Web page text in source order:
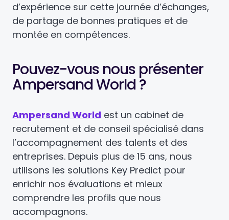
d’expérience sur cette journée d’échanges,
de partage de bonnes pratiques et de
montée en compétences.
Pouvez-vous nous présenter
Ampersand World ?
Ampersand World est un cabinet de
recrutement et de conseil spécialisé dans
l’accompagnement des talents et des
entreprises. Depuis plus de 15 ans, nous
utilisons les solutions Key Predict pour
enrichir nos évaluations et mieux
comprendre les profils que nous
accompagnons.